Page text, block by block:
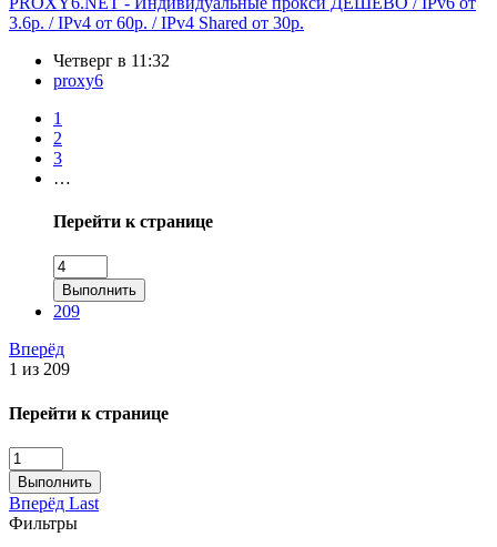
3.6р. / IPv4 от 60р. / IPv4 Shared от 30р.
Четверг в 11:32
proxy6
1
2
3
…
Перейти к странице
Выполнить
209
Вперёд
1 из 209
Перейти к странице
Выполнить
Вперёд Last
Фильтры